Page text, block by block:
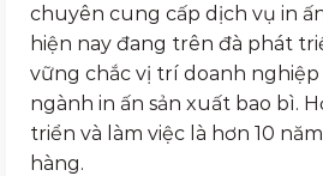
chuyên cung cấp dịch vụ in
hiện nay đang trên đà phát
vững chắc vị trí doanh
ngành in ấn sản xuất bao bì.
triển và làm việc là hơn 10
hàng.